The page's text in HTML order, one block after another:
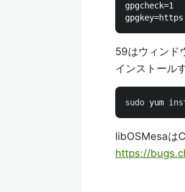
gpgcheck=1
59はウィンド
インストール
sudo yum
libOSMesaは
https://